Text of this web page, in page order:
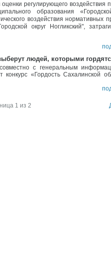
регулирующего воздействия
образования
воздействия нормативных
округ Ногликский",
людей, которыми
с генеральным
«Гордость Сахалинской
1 из 2